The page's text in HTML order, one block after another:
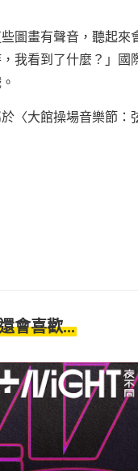
些圖畫有聲音，聽起
我看到了什麼？」國
於〈大館操場音樂節：
會喜歡...